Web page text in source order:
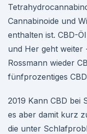
Cannabinoide und
enthalten ist. CBD-
und Her geht weiter
Rossmann wieder
fünfprozentiges
2019 Kann CBD bei
es aber damit kurz
die unter